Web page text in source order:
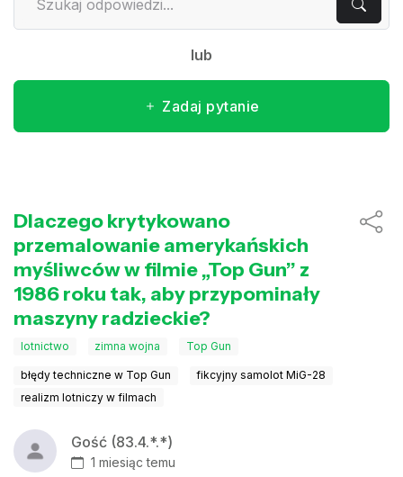
lub
Zadaj pytanie
Dlaczego krytykowano
przemalowanie amerykańskich
myśliwców w filmie „Top Gun” z
1986 roku tak, aby przypominały
maszyny radzieckie?
lotnictwo zimna wojna Top Gun
błędy techniczne w Top Gun
fikcyjny samolot MiG-28
realizm lotniczy w filmach
Gość (83.4.*.*)
1 miesiąc temu